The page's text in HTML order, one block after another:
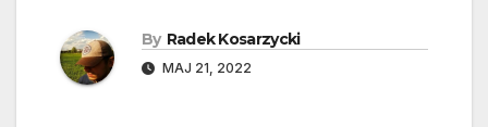
By Radek Kosarzycki
MAJ 21, 2022